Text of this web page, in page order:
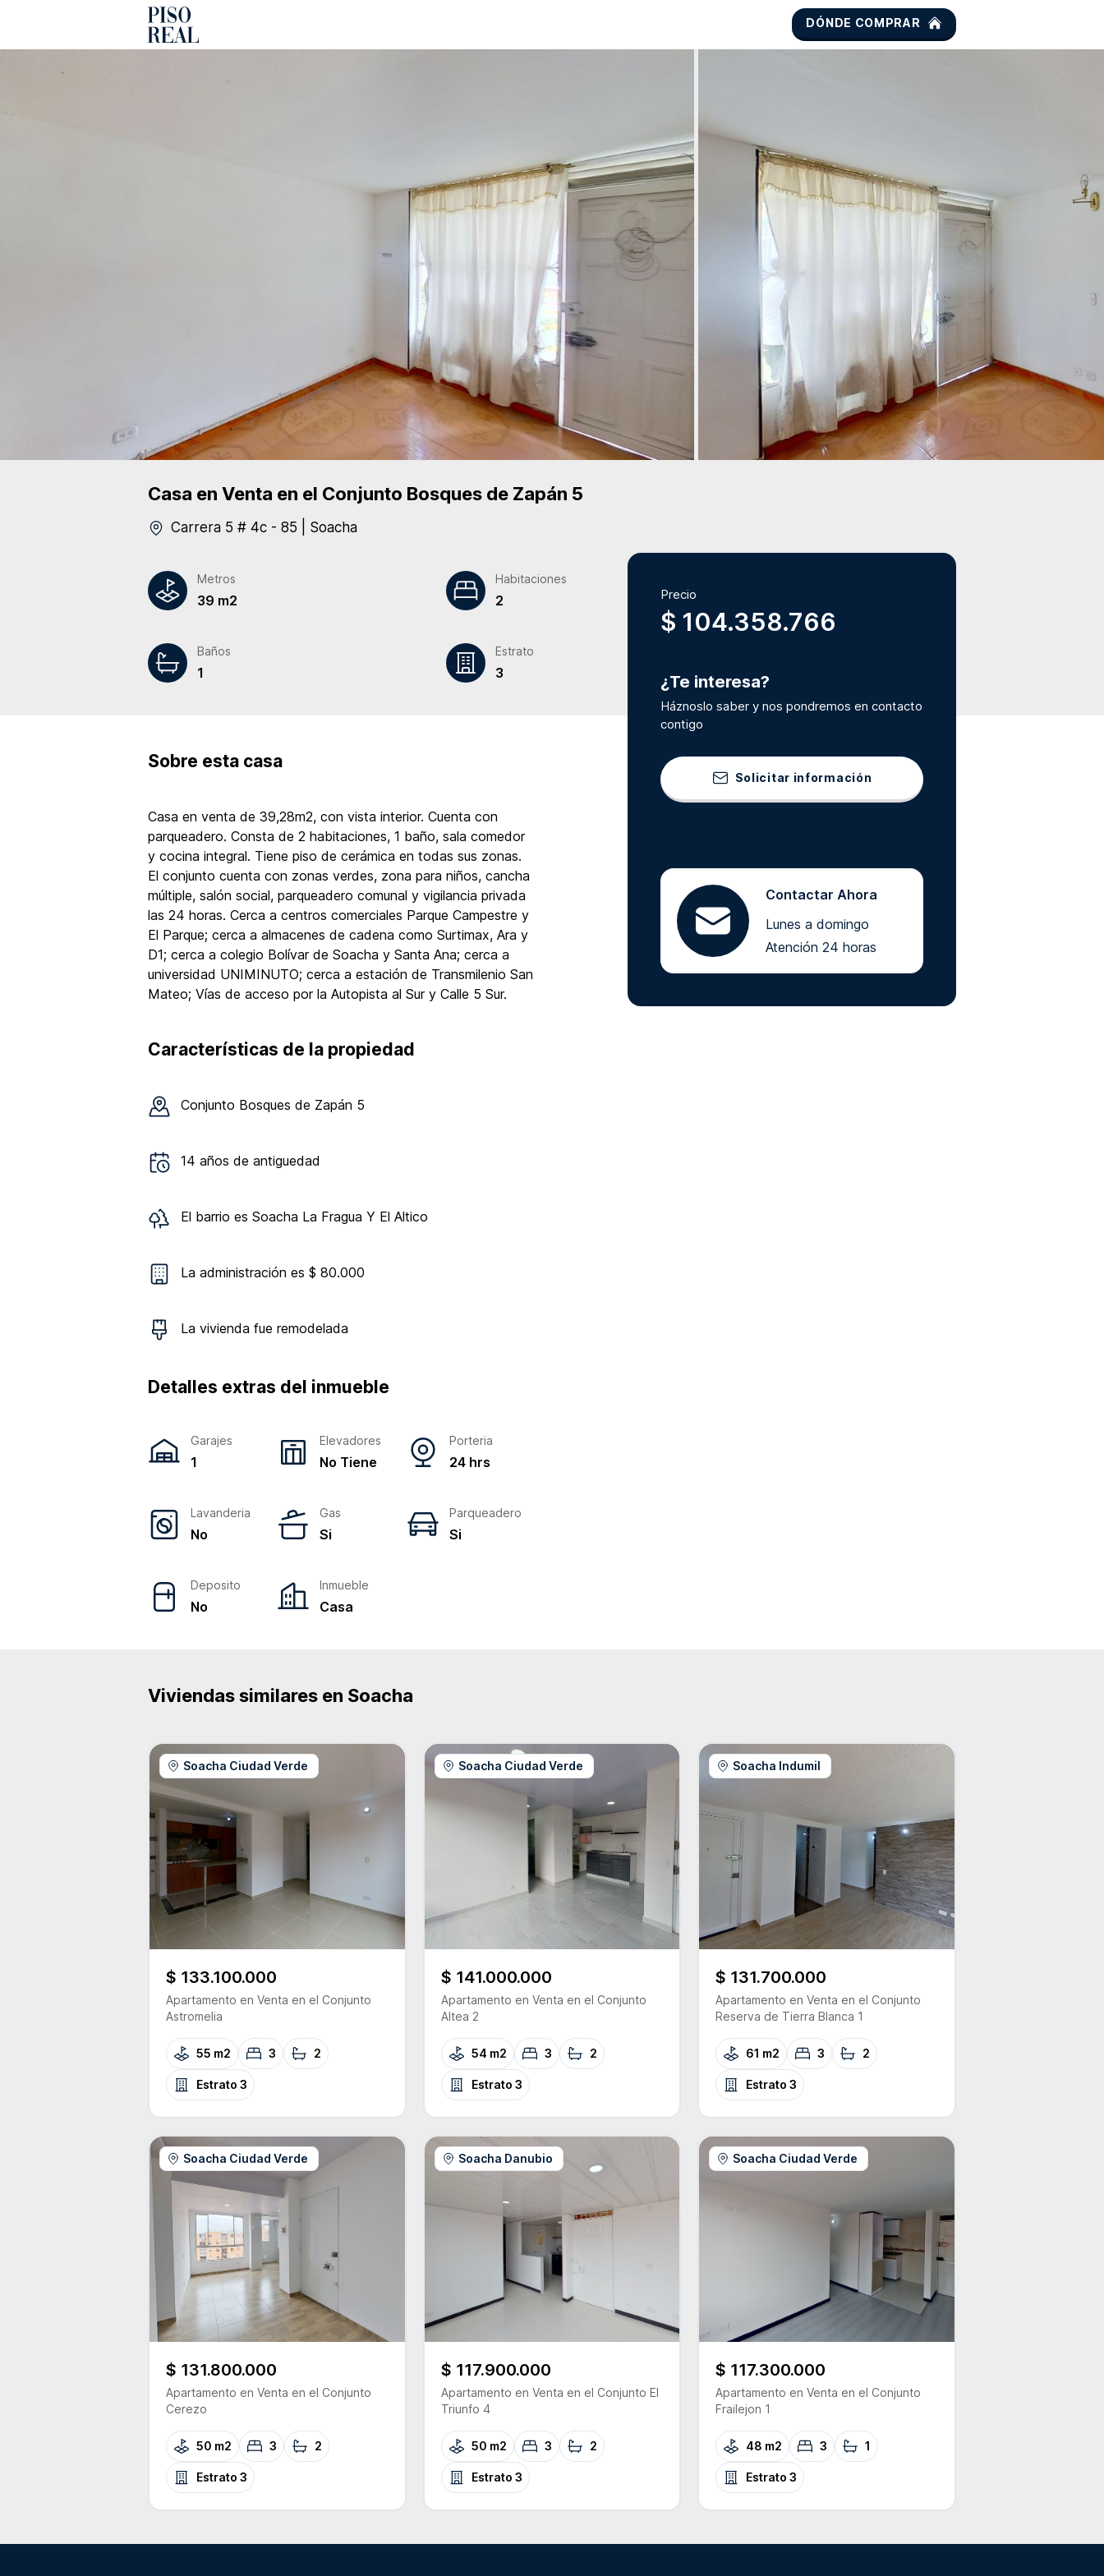
DÓNDE COMPRAR
Casa en Venta en el Conjunto Bosques de Zapán 5
Carrera 5 # 4c - 85 Soacha
Metros
39 m2
Habitaciones
2
Baños
1
Estrato
3
Sobre esta casa
Casa en venta de 39,28m2, con vista interior. Cuenta con
parqueadero. Consta de 2 habitaciones, 1 baño, sala comedor
y cocina integral. Tiene piso de cerámica en todas sus zonas.
El conjunto cuenta con zonas verdes, zona para niños, cancha
múltiple, salón social, parqueadero comunal y vigilancia privada
las 24 horas. Cerca a centros comerciales Parque Campestre y
El Parque; cerca a almacenes de cadena como Surtimax, Ara y
D1; cerca a colegio Bolívar de Soacha y Santa Ana; cerca a
universidad UNIMINUTO; cerca a estación de Transmilenio San
Mateo; Vías de acceso por la Autopista al Sur y Calle 5 Sur.
Características de la propiedad
Conjunto Bosques de Zapán 5
14 años de antiguedad
El barrio es Soacha La Fragua Y El Altico
La administración es $ 80.000
La vivienda fue remodelada
Detalles extras del inmueble
Garajes
1
Elevadores
No Tiene
Porteria
24 hrs
Lavanderia
No
Gas
Si
Parqueadero
Si
Deposito
No
Inmueble
Casa
Precio
$ 104.358.766
¿Te interesa?
Háznoslo saber y nos pondremos en contacto
contigo
Solicitar información
Contactar Ahora
Lunes a domingo
Atención 24 horas
Viviendas similares en Soacha
Soacha Ciudad Verde
$ 133.100.000
Apartamento en Venta en el Conjunto
Astromelia
55 m2 3 2
Estrato 3
Soacha Ciudad Verde
$ 141.000.000
Apartamento en Venta en el Conjunto
Altea 2
54 m2 3 2
Estrato 3
Soacha Indumil
$ 131.700.000
Apartamento en Venta en el Conjunto
Reserva de Tierra Blanca 1
61 m2 3 2
Estrato3
Soacha Ciudad Verde
$ 131.800.000
Apartamento en Venta en el Conjunto
Cerezo
50 m2 3 2
Estrato 3
Soacha Danubio
$ 117.900.000
Apartamento en Venta en el Conjunto El
Triunfo 4
50 m2 3 2
Estrato 3
Soacha Ciudad Verde
$ 117.300.000
Apartamento en Venta en el Conjunto
Frailejon 1
48 m2 3 1
Estrato3